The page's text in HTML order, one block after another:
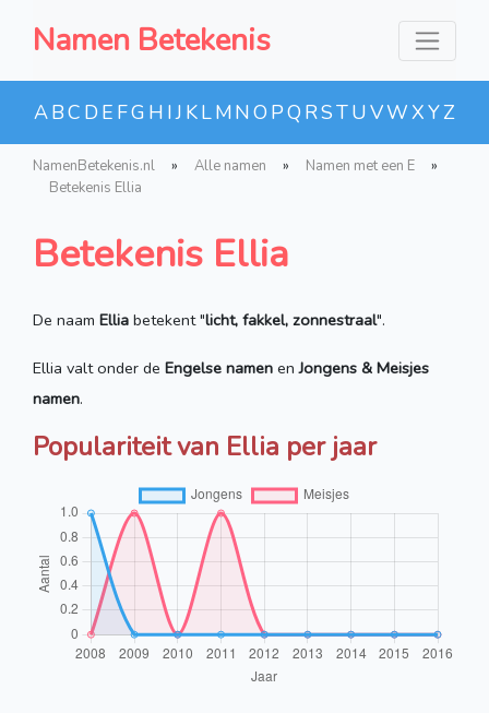
Namen Betekenis
ABC D E FG H IJ KLMNO PQ RSTUVWXYZ
NamenBetekenis.nl » Alle namen » Namen met een E
»
Betekenis Ellia
Betekenis Ellia
De naam Ellia betekent "licht, fakkel, zonnestraal".
Ellia valt onder de Engelse namen enJongens & Meisjes
namen.
Populariteit van Ellia per jaar